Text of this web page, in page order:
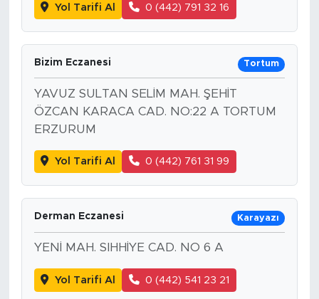
Yol Tarifi Al 0 (442) 791 32 16
Bizim Eczanesi Tortum
YAVUZ SULTAN SELİM MAH. ŞEHİT
ÖZCAN KARACA CAD. NO:22 A TORTUM
ERZURUM
Yol Tarifi Al 0 (442) 761 31 99
Derman Eczanesi Karayazı
YENİ MAH. SIHHİYE CAD. NO 6 A
Yol Tarifi Al 0 (442) 541 23 21